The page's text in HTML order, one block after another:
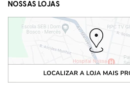
NOSSAS LOJAS